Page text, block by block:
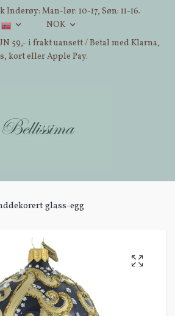
Man-lør: 10-17, Søn: 11-16.
NOK
59,- i frakt uansett / Betal med Klarna,
kort eller Apple Pay.
glass-egg